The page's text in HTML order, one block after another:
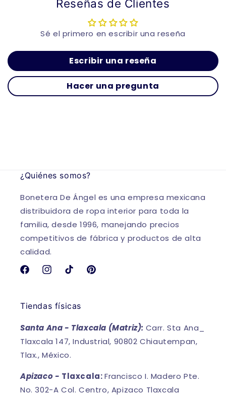
Reseñas de Clientes
Sé el primero en escribir una reseña
Escribir una reseña
Hacer una pregunta
¿Quiénes somos?
Bonetera De Ángel es una empresa mexicana
distribuidora de ropa interior para toda la
familia, desde 1996, manejando precios
competitivos de fábrica y productos de alta
calidad.
FacebookInstagramTikTokPinterest
Tiendas físicas
Santa Ana - Tlaxcala (Matriz): Carr. Sta Ana_
Tlaxcala 147, Industrial, 90802 Chiautempan,
Tlax., México.
Apizaco - Tlaxcala:Francisco I. Madero Pte.
No. 302-A Col. Centro, Apizaco Tlaxcala